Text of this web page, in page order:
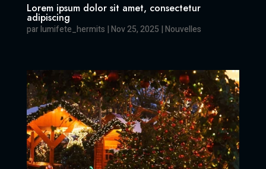
Lorem ipsum dolor sit amet, consectetur
adipiscing
parlumifete_hermits |Nov 25, 2025 |Nouvelles